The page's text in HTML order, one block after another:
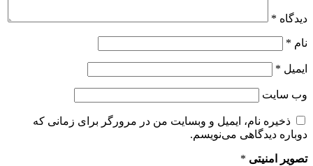
دیدگاه *
نام *
ایمیل *
وب‌ سایت
ذخیره نام، ایمیل و وبسایت من در مرورگر برای زمانی که
دوباره دیدگاهی می‌نویسم.
تصویر امنیتی *